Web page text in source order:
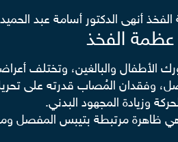
أنهى الدكتور أسامة عبد
الفخذ
الأطفال والبالغين، وتختلف
وفقدان المُصاب قدرته على
وزيادة المجهود البدني.
ظاهرة مرتبطة بتيبس المفصل